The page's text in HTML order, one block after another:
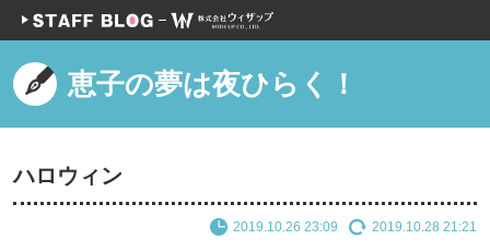
恵子の夢は夜ひらく！
ハロウィン
2019.10.26 23:09 2019.10.28 21:21